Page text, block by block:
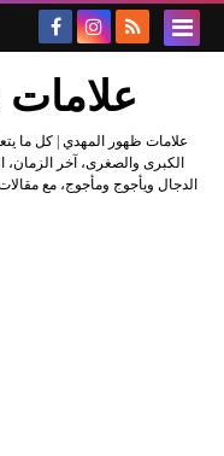
علامات ظهور المهدي | كل ما
الكبرى والصغرى، آخر
الدجال ويأجوج ومأجوج، مع